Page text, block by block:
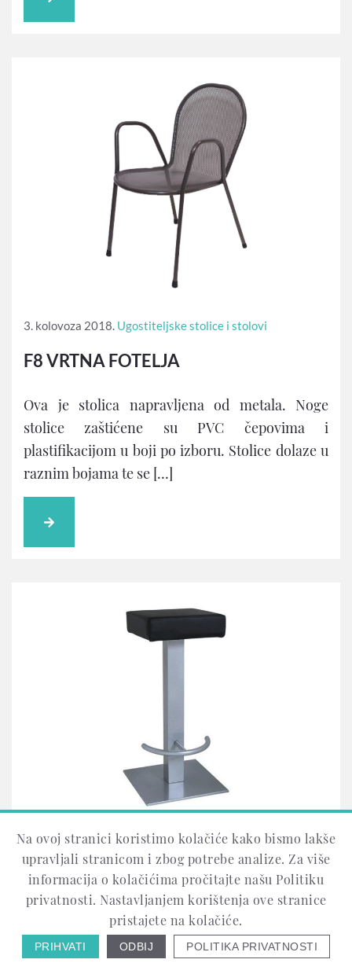
3. kolovoza 2018. Ugostiteljske stolice i stolovi
F8 VRTNA FOTELJA
Ova je stolica napravljena od metala. Noge
stolice zaštićene su PVC čepovima i
plastifikacijom u boji po izboru. Stolice dolaze u
raznim bojama te se […]
3. kolovoza 2018.
FLAT BARSKA STOLICA
Barska stolica FLAT napravljena je od metalne
konstrukcije kockastog dizajna s oštrim
Na ovoj stranici koristimo kolačiće kako bismo lakše
upravljali stranicom i zbog potrebe analize. Za više
informacija o kolačićima pročitajte našu Politiku
privatnosti. Nastavljanjem korištenja ove stranice
pristajete na kolačiće.
PRIHVATI ODBIJ POLITIKA PRIVATNOSTI